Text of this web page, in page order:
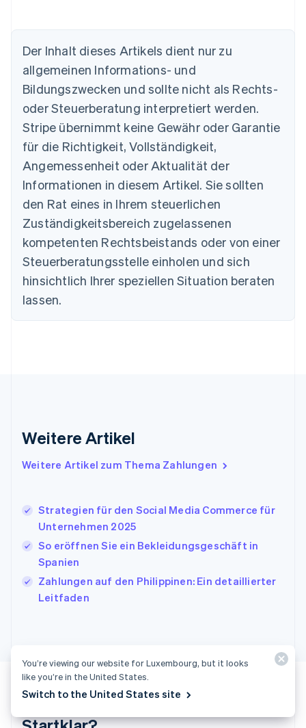
Der Inhalt dieses Artikels dient nur zu
allgemeinen Informations- und
Bildungszwecken und sollte nicht als Rechts-
oder Steuerberatung interpretiert werden.
Stripe übernimmt keine Gewähr oder Garantie
für die Richtigkeit, Vollständigkeit,
Angemessenheit oder Aktualität der
Informationen in diesem Artikel. Sie sollten
den Rat eines in Ihrem steuerlichen
Zuständigkeitsbereich zugelassenen
kompetenten Rechtsbeistands oder von einer
Steuerberatungsstelle einholen und sich
hinsichtlich Ihrer speziellen Situation beraten
lassen.
Weitere Artikel
Weitere Artikel zum Thema Zahlungen
Strategien für den Social Media Commerce für
Unternehmen 2025
So eröffnen Sie ein Bekleidungsgeschäft in
Spanien
Zahlungen auf den Philippinen: Ein detaillierter
Leitfaden
Australien
English
Belgien
Brasilien
PortuguêsEnglish
Bulgarien
English
Dänemark
English
DeutschEnglish
Estland
English
Festlandchina
简体中文English
Finnland
Frankreich
FrançaisEnglish
English
Italien
Italiano English
EnglishFrançais
Kroatien
EnglishItaliano
Lettland
English
Liechtenstein
Deutsch English
Malaysia
English简体中文
Malta
You’re viewing our website for Luxembourg, but it looks
like you’re in the United States.
Switch to the United States site